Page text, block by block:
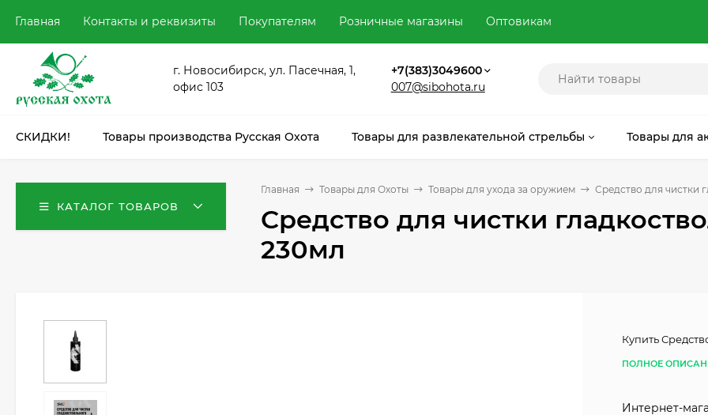
Главная Контакты и реквизиты Покупателям Розничные магазины Оптовикам
г. Новосибирск, ул. Пасечная, 1,
офис 103
+7(383)3049600
007@sibohota.ru
СКИДКИ! Товары производства Русская Охота Товары для развлекательной стрельбы Товары для
КАТАЛОГ ТОВАРОВ
Главная Товары для Охоты Товары для ухода за оружием Средство для чистки
Средство для чистки
230мл
Купить
ПОЛНОЕ
Интернет-